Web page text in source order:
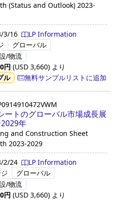
(Status and Outlook) 2023-
3/16
LP Information
グローバル
/物流
円 (USD 3,660) より
ル
無料サンプルリストに追加
ートのグローバル市場成長展
年
and Construction Sheet
2023-2029
2/24
LP Information
グローバル
/物流
円 (USD 3,660) より